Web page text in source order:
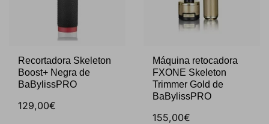
Recortadora Skeleton
Boost+ Negra de
BaBylissPRO
129,00€
Máquina retocadora
FXONE Skeleton
Trimmer Gold de
BaBylissPRO
155,00€